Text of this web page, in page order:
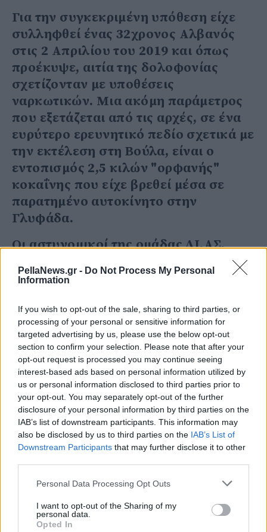
PellaNews.gr - Do Not Process My Personal
Information
If you wish to opt-out of the sale, sharing to third parties, or
processing of your personal or sensitive information for
targeted advertising by us, please use the below opt-out
section to confirm your selection. Please note that after your
opt-out request is processed you may continue seeing
interest-based ads based on personal information utilized by
us or personal information disclosed to third parties prior to
your opt-out. You may separately opt-out of the further
disclosure of your personal information by third parties on the
IAB’s list of downstream participants. This information may
also be disclosed by us to third parties on the IAB’s List of
Downstream Participants that may further disclose it to other
Personal Data Processing Opt Outs
I want to opt-out of the Sharing of my
personal data.
Opted In
Για την συγκεκριμένη υπόθεση είχε
συλληφθεί ένας 32χρονος Αλβανός
στις 2 Απριλίου του 2019 και όπως
προέκυψε, αιτία της δολοφονίας
σχετίζονταν με υποθέσεις
ναρκωτικών. Μια ακόμη παράμετρος
που εξετάζεται από τις αρχές, σε ένα
ευρύτερο ερευνητικό πεδίο σχετικά με
την εκτέλεση στη Βούλα, είναι ο
εντοπισμός 2,5 κιλών "ορφανής"
κοκαΐνης που είχε βρεθεί μέσα σε
παρατημένο αυτοκίνητο στην
Γλυφάδα.
Οι αστυνομικοί της ομάδας ΔΙ.ΑΣ,
ημερών, μέσα στο καπό του
με κουκούλα. Τις επόμενες ώρες, οι
αστυνομικοί αναμένεται να λάβουν
και άλλη κατάθεση από την σύζυγο
του θύματος, ενώ αναμένουν με
αυξημένο ενδιαφέρον τα στοιχεία από
την Europol.
Πηγή: newpost.gr